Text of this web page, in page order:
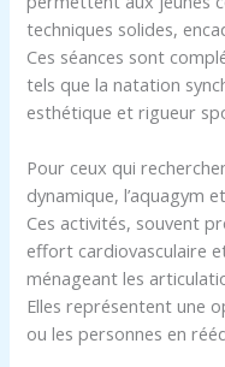
techniques solides,
Ces séances sont
tels que la natation
esthétique et rigueur
Pour ceux qui
dynamique, l’aquagym
Ces activités, souvent
effort cardiovasculaire
ménageant les
Elles représentent une
ou les personnes en